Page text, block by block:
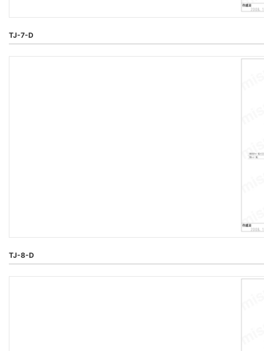
TJ-7-D
TJ-8-D